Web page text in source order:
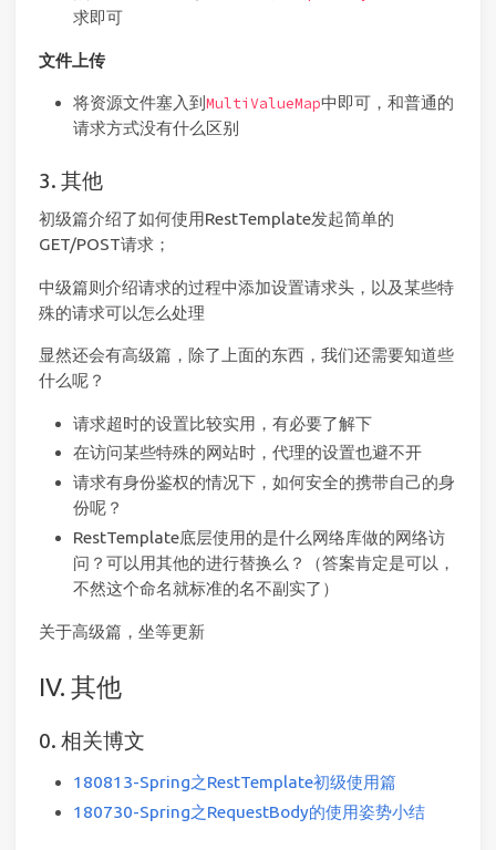
求即可
文件上传
将资源文件塞入到 MultiValueMap中即可，和普通的
请求方式没有什么区别
3. 其他
初级篇介绍了如何使用RestTemplate发起简单的
GET/POST请求；
中级篇则介绍请求的过程中添加设置请求头，以及某些特
殊的请求可以怎么处理
显然还会有高级篇，除了上面的东西，我们还需要知道些
什么呢？
请求超时的设置比较实用，有必要了解下
在访问某些特殊的网站时，代理的设置也避不开
请求有身份鉴权的情况下，如何安全的携带自己的身
份呢？
RestTemplate底层使用的是什么网络库做的网络访
问？可以用其他的进行替换么？（答案肯定是可以，
不然这个命名就标准的名不副实了）
关于高级篇，坐等更新
IV. 其他
0. 相关博文
180813-Spring之RestTemplate初级使用篇
180730-Spring之RequestBody的使用姿势小结